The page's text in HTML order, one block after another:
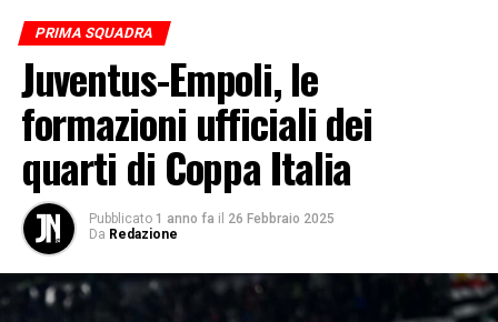
PRIMA SQUADRA
Juventus-Empoli, le
formazioni ufficiali dei
quarti di Coppa Italia
Pubblicato 1 anno fa il 26 Febbraio 2025
Da Redazione